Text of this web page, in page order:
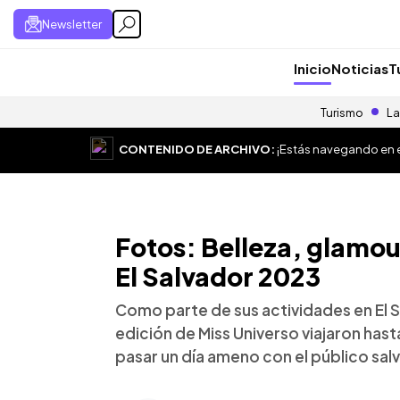
Newsletter
InicioNoticias
Turismo
CONTENIDO DE ARCHIVO:¡Estás navegando en
Fotos: Belleza,
El Salvador 2023
Como parte de sus actividades en El
edición de Miss Universo viajaron
pasar un día ameno con el público